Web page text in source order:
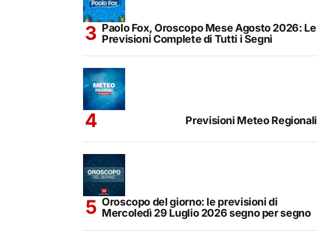
Paolo Fox, Oroscopo Mese Agosto 2026: Le
Previsioni Complete di Tutti i Segni
Previsioni Meteo Regionali
Oroscopo del giorno: le previsioni di
Mercoledì 29 Luglio 2026 segno per segno